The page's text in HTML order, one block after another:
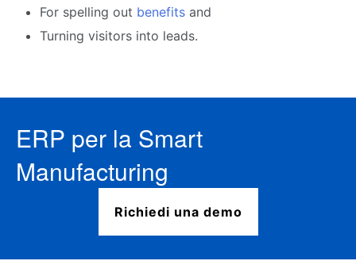
For spelling out benefits and
Turning visitors into leads.
ERP per la Smart
Manufacturing
Richiedi una demo